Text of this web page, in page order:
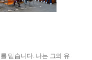
믿습니다. 나는 그의 유